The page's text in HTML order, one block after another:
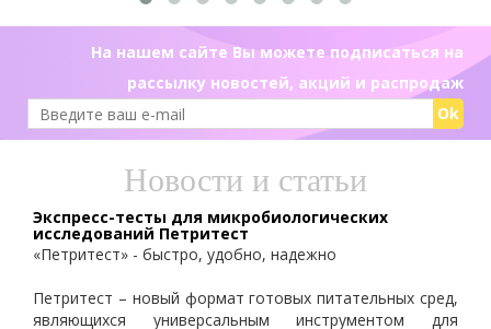
На нашем сайте Вы можете подписаться на
рассылку новостей, акций и распродаж
Ok
Новости и статьи
Экспресс-тесты для микробиологических
исследований Петритест
«Петритест» - быстро, удобно, надежно
Петритест – новый формат готовых питательных сред,
являющихся универсальным инструментом для